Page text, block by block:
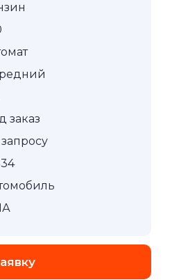
заказ